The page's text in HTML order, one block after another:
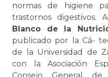
normas de higiene
trastornos digestivos.
Blanco de la
publicado por la Cá-
de la Universidad de
con la Asociación